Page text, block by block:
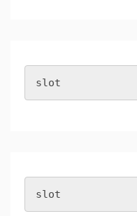
slot
slot